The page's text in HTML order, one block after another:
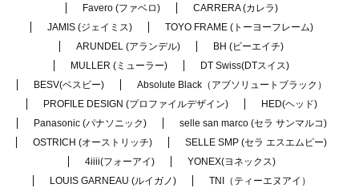
Favero (ファベロ)
CARRERA (カレラ)
JAMIS (ジェイミス)
TOYO FRAME (トーヨーフレーム)
ARUNDEL (アランデル)
BH (ビーエイチ)
MULLER (ミューラー)
DT Swiss(DTスイス)
BESV(ベスビー)
Absolute Black（アブソリュートブラック）
PROFILE DESIGN (プロファイルデザイン)
HED(ヘッド)
Panasonic (パナソニック)
selle san marco (セラ サンマルコ)
OSTRICH (オーストリッチ)
SELLE SMP (セラ エスエムピー)
4iiii(フォーアイ)
YONEX(ヨネックス)
LOUIS GARNEAU (ルイガノ)
TNI（ティーエヌアイ）